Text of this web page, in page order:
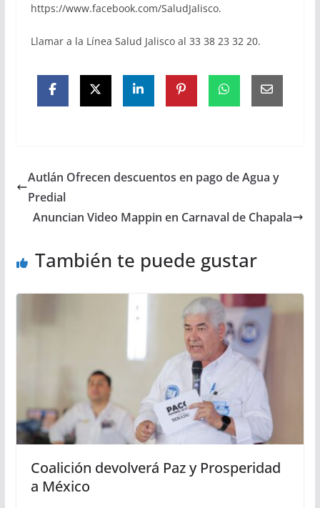
https://www.facebook.com/SaludJalisco.
Llamar a la Línea Salud Jalisco al 33 38 23 32 20.
Autlán Ofrecen descuentos en pago de Agua y
Predial
Anuncian Video Mappin en Carnaval de Chapala
También te puede gustar
Coalición devolverá Paz y Prosperidad
a México